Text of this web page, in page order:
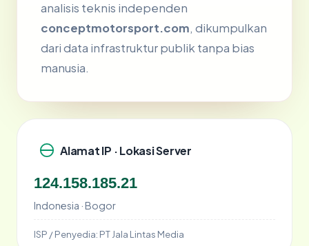
analisis teknis independen
conceptmotorsport.com, dikumpulkan
dari data infrastruktur publik tanpa bias
manusia.
Alamat IP · Lokasi Server
124.158.185.21
Indonesia · Bogor
ISP / Penyedia: PT Jala Lintas Media